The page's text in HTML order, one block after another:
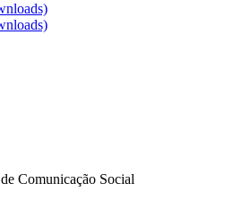
Comunicação Social